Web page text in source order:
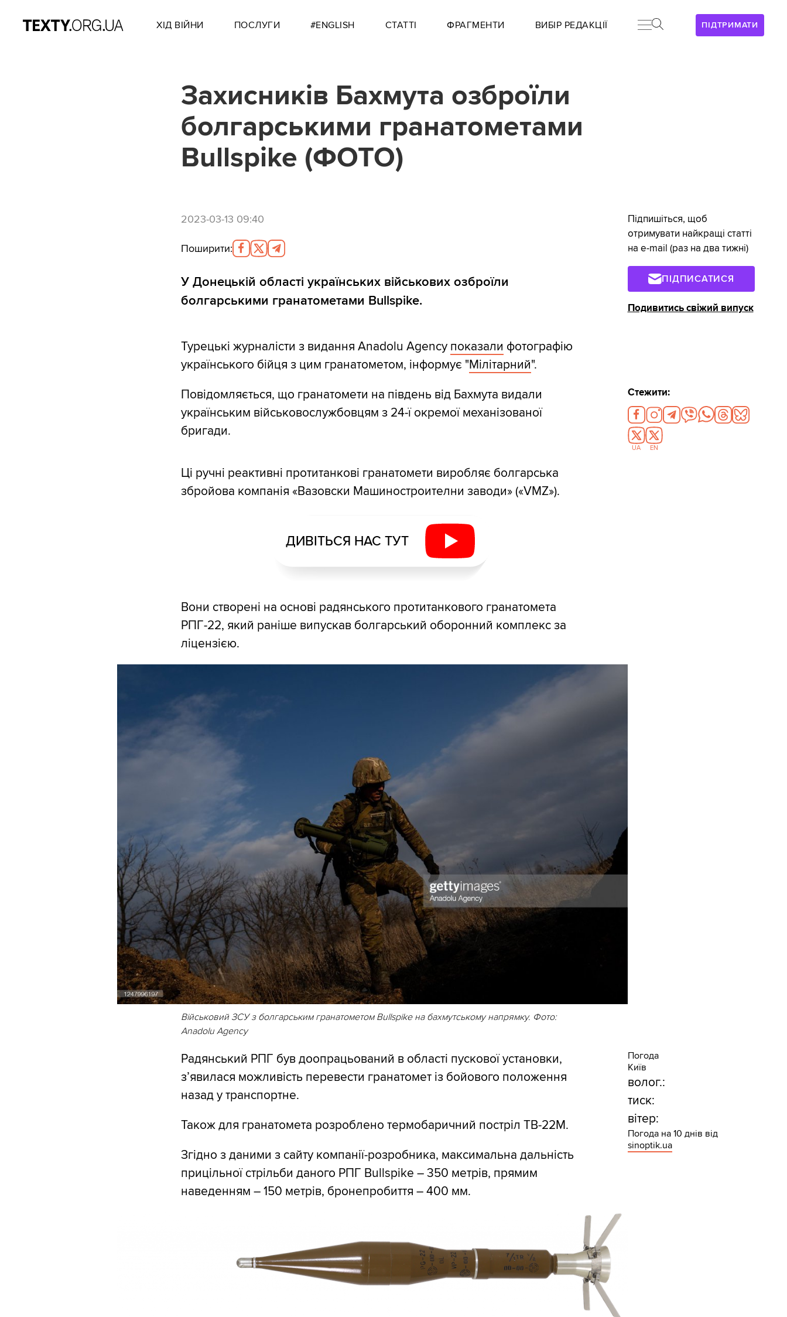
ПІДТРИМАТИ
ХІД ВІЙНИ ПОСЛУГИ #ENGLISH СТАТТІ ФРАГМЕНТИ ВИБІР РЕДАКЦІЇ
Захисників Бахмута озброїли
болгарськими гранатометами
Bullspike (ФОТО)
2023-03-13 09:40
Поширити:
У Донецькій області українських військових озброїли
болгарськими гранатометами Bullspike.
Турецькі журналісти з видання Anadolu Agency показали фотографію
українського бійця з цим гранатометом, інформує "Мілітарний".
Повідомляється, що гранатомети на південь від Бахмута видали
українським військовослужбовцям з 24-ї окремої механізованої
бригади.
Ці ручні реактивні протитанкові гранатомети виробляє болгарська
збройова компанія «Вазовски Машиностроителни заводи» («VMZ»).
ДИВІТЬСЯ НАС ТУТ
Вони створені на основі радянського протитанкового гранатомета
РПГ-22, який раніше випускав болгарський оборонний комплекс за
ліцензією.
Військовий ЗСУ з болгарським гранатометом Bullspike на бахмутському напрямку. Фото:
Anadolu Agency
Радянський РПГ був доопрацьований в області пускової установки,
з’явилася можливість перевести гранатомет із бойового положення
назад у транспортне.
Також для гранатомета розроблено термобаричний постріл TB-22M.
Згідно з даними з сайту компанії-розробника, максимальна дальність
прицільної стрільби даного РПГ Bullspike – 350 метрів, прямим
наведенням – 150 метрів, бронепробиття – 400 мм.
Підпишіться, щоб
отримувати найкращі статті
на e-mail (раз на два тижні)
ПІДПИСАТИСЯ
Подивитись свіжий випуск
Стежити:
UA EN
Погода
Київ
волог.:
тиск:
вітер:
Погода на 10 днів від
sinoptik.ua